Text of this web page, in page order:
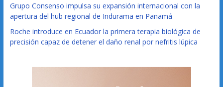
Grupo Consenso impulsa su expansión internacional con la
apertura del hub regional de Indurama en Panamá
Roche introduce en Ecuador la primera terapia biológica de
precisión capaz de detener el daño renal por nefritis lúpica